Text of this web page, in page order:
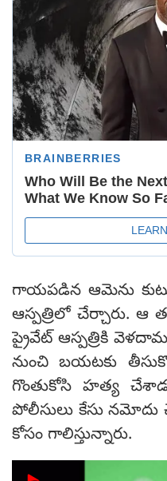
గాయపడిన ఆమెను
ఆస్పత్రిలో చేర్చారు. ఆ
ప్రైవేట్ ఆస్పత్రికి
నుంచి బయటకు
గొంతుకోసి హత్య
పోలీసులు కేసు
కోసం గాలిస్తున్నారు.